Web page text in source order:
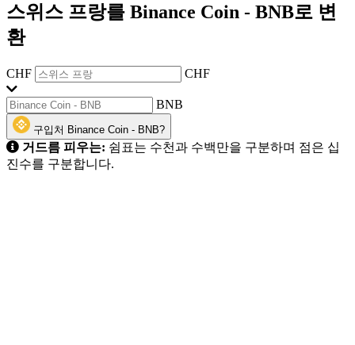
스위스 프랑를 Binance Coin - BNB로 변
환
CHF CHF
BNB
구입처 Binance Coin - BNB?
거드름 피우는: 쉼표는 수천과 수백만을 구분하며 점은 십
진수를 구분합니다.